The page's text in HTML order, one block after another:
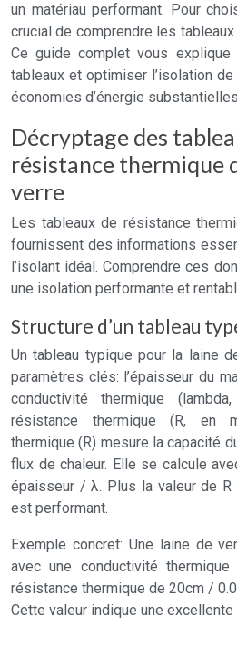
un matériau performant. Pour
crucial de comprendre les
Ce guide complet vous explique
tableaux et optimiser l’isolation
économies d’énergie
Décryptage des
résistance thermique
verre
Les tableaux de résistance
fournissent des informations
l’isolant idéal. Comprendre ces
une isolation performante et
Structure d’un tableau
Un tableau typique pour la laine
paramètres clés: l’épaisseur du
conductivité thermique
résistance thermique (R, en
thermique (R) mesure la capacité
flux de chaleur. Elle se calcule
épaisseur / λ. Plus la valeur de R
est performant.
Exemple concret: Une laine de
avec une conductivité
résistance thermique de 20cm /
Cette valeur indique une